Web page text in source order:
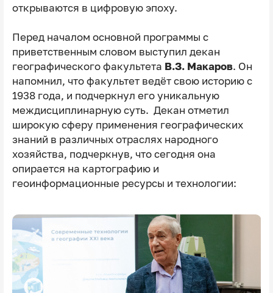
открываются в цифровую эпоху.
Перед началом основной программы с
приветственным словом выступил декан
географического факультета В.З. Макаров. Он
напомнил, что факультет ведёт свою историю с
1938 года, и подчеркнул его уникальную
междисциплинарную суть. Декан отметил
широкую сферу применения географических
знаний в различных отраслях народного
хозяйства, подчеркнув, что сегодня она
опирается на картографию и
геоинформационные ресурсы и технологии: